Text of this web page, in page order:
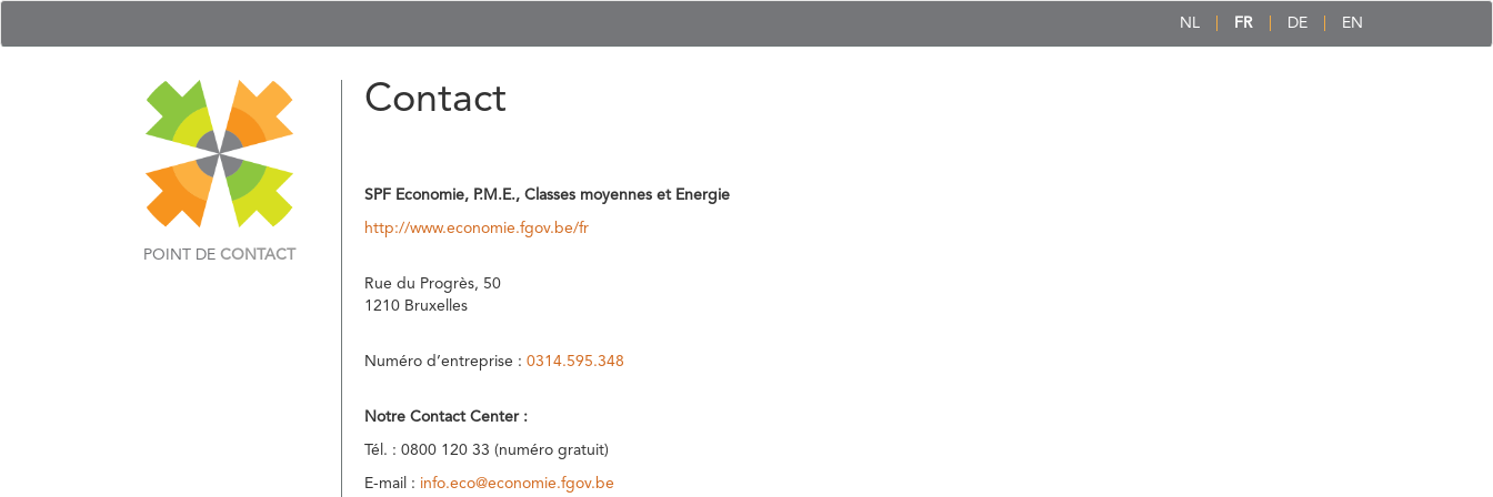
NL FR DE EN
POINT DE CONTACT
Contact
SPF Economie, P.M.E., Classes moyennes et Energie
http://www.economie.fgov.be/fr
Rue du Progrès, 50
1210 Bruxelles
Numéro d’entreprise : 0314.595.348
Notre Contact Center :
Tél. : 0800 120 33 (numéro gratuit)
E-mail : info.eco@economie.fgov.be